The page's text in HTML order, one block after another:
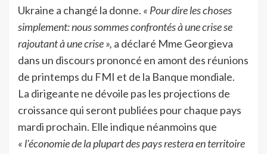
Ukraine a changé la donne. « Pour dire les choses
simplement: nous sommes confrontés à une crise se
rajoutant à une crise », a déclaré Mme Georgieva
dans un discours prononcé en amont des réunions
de printemps du FMI et de la Banque mondiale.
La dirigeante ne dévoile pas les projections de
croissance qui seront publiées pour chaque pays
mardi prochain. Elle indique néanmoins que
« l’économie de la plupart des pays restera en territoire